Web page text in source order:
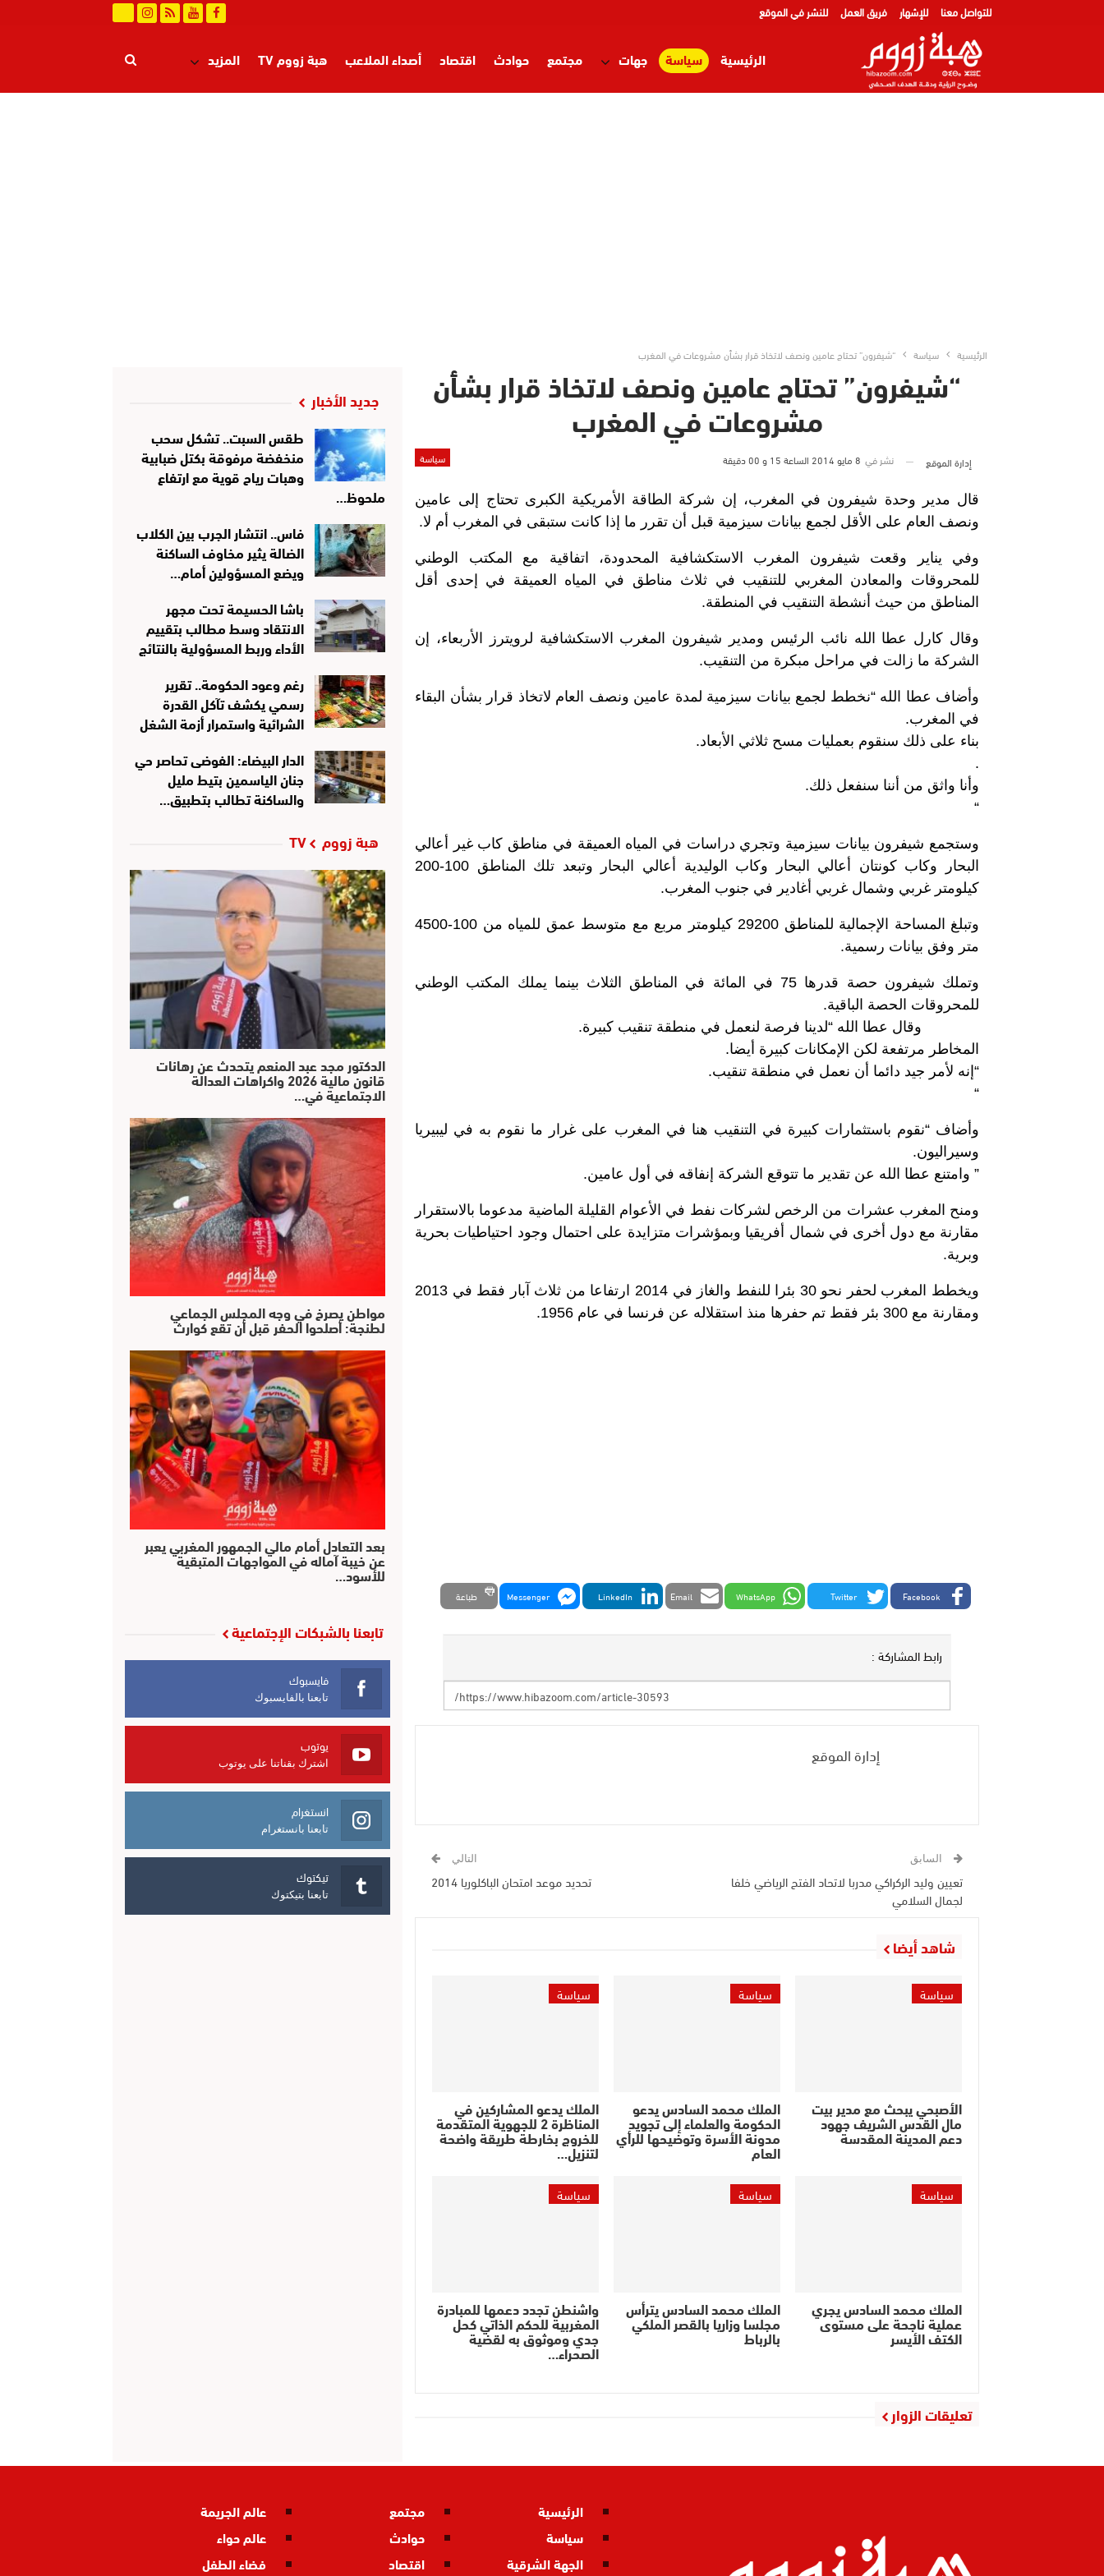
للتواصل معنا للإشهار فريق العمل للنشر في الموقع
الرئيسية سياسة جهات مجتمع حوادث اقتصاد أصداء الملاعب هبة زووم TV المزيد
الرئيسية سياسة “شيفرون” تحتاج عامين ونصف لاتخاذ قرار بشأن مشروعات في المغرب
“شيفرون” تحتاج عامين ونصف لاتخاذ قرار بشأن
مشروعات في المغرب
سياسة إدارة الموقع نشر في 8 مايو 2014 الساعة 15 و 00 دقيقة
قال مدير وحدة شيفرون في المغرب، إن شركة الطاقة الأمريكية الكبرى تحتاج إلى عامين
ونصف العام على الأقل لجمع بيانات سيزمية قبل أن تقرر ما إذا كانت ستبقى في المغرب أم لا.
وفي يناير وقعت شيفرون المغرب الاستكشافية المحدودة، اتفاقية مع المكتب الوطني
للمحروقات والمعادن المغربي للتنقيب في ثلاث مناطق في المياه العميقة في إحدى أقل
المناطق من حيث أنشطة التنقيب في المنطقة.
وقال كارل عطا الله نائب الرئيس ومدير شيفرون المغرب الاستكشافية لرويترز الأربعاء، إن
الشركة ما زالت في مراحل مبكرة من التنقيب.
وأضاف عطا الله “نخطط لجمع بيانات سيزمية لمدة عامين ونصف العام لاتخاذ قرار بشأن البقاء
في المغرب.
بناء على ذلك سنقوم بعمليات مسح ثلاثي الأبعاد.
.
وأنا واثق من أننا سنفعل ذلك.
“
وستجمع شيفرون بيانات سيزمية وتجري دراسات في المياه العميقة في مناطق كاب غير أعالي
البحار وكاب كونتان أعالي البحار وكاب الوليدية أعالي البحار وتبعد تلك المناطق 100-200
كيلومتر غربي وشمال غربي أغادير في جنوب المغرب.
وتبلغ المساحة الإجمالية للمناطق 29200 كيلومتر مربع مع متوسط عمق للمياه من 100-4500
متر وفق بيانات رسمية.
وتملك شيفرون حصة قدرها 75 في المائة في المناطق الثلاث بينما يملك المكتب الوطني
للمحروقات الحصة الباقية.
وقال عطا الله “لدينا فرصة لنعمل في منطقة تنقيب كبيرة.
المخاطر مرتفعة لكن الإمكانات كبيرة أيضا.
“إنه لأمر جيد دائما أن نعمل في منطقة تنقيب.
“
وأضاف “نقوم باستثمارات كبيرة في التنقيب هنا في المغرب على غرار ما نقوم به في ليبيريا
وسيراليون.
” وامتنع عطا الله عن تقدير ما تتوقع الشركة إنفاقه في أول عامين.
ومنح المغرب عشرات من الرخص لشركات نفط في الأعوام القليلة الماضية مدعوما بالاستقرار
مقارنة مع دول أخرى في شمال أفريقيا وبمؤشرات متزايدة على احتمال وجود احتياطيات بحرية
وبرية.
ويخطط المغرب لحفر نحو 30 بئرا للنفط والغاز في 2014 ارتفاعا من ثلاث آبار فقط في 2013
ومقارنة مع 300 بئر فقط تم حفرها منذ استقلاله عن فرنسا في عام 1956.
Facebook
Twitter
WhatsApp
Email
LinkedIn
Messenger طباعة
رابط المشاركة :
إدارة الموقع
السابق
تعيين وليد الركراكي مدربا لاتحاد الفتح الرياضي خلفا
لجمال السلامي
التالي
تحديد موعد امتحان الباكلوريا 2014
شاهد أيضا
سياسة
الأصبحي يبحث مع مدير بيت
مال القدس الشريف جهود
دعم المدينة المقدسة
سياسة
الملك محمد السادس يدعو
الحكومة والعلماء إلى تجويد
مدونة الأسرة وتوضيحها للرأي
العام
سياسة
الملك يدعو المشاركين في
المناظرة 2 للجهوية المتقدمة
للخروج بخارطة طريقة واضحة
لتنزيل…
سياسة
الملك محمد السادس يجري
عملية ناجحة على مستوى
الكتف الأيسر
سياسة
الملك محمد السادس يترأس
مجلسا وزاريا بالقصر الملكي
بالرباط
سياسة
واشنطن تجدد دعمها للمبادرة
المغربية للحكم الذاتي كحل
جدي وموثوق به لقضية
الصحراء…
تعليقات الزوار
جديد الأخبار
طقس السبت.. تشكل سحب
منخفضة مرفوقة بكتل ضبابية
وهبات رياح قوية مع ارتفاع
ملحوظ…
فاس.. انتشار الجرب بين الكلاب
الضالة يثير مخاوف الساكنة
ويضع المسؤولين أمام…
باشا الحسيمة تحت مجهر
الانتقاد وسط مطالب بتقييم
الأداء وربط المسؤولية بالنتائج
رغم وعود الحكومة.. تقرير
رسمي يكشف تآكل القدرة
الشرائية واستمرار أزمة الشغل
الدار البيضاء: الفوضى تحاصر حي
جنان الياسمين بتيط مليل
والساكنة تطالب بتطبيق…
هبة زووم TV
الدكتور مجد عبد المنعم يتحدث عن رهانات
قانون مالية 2026 واكراهات العدالة
الاجتماعية في…
مواطن يصرخ في وجه المجلس الجماعي
لطنجة: أصلحوا الحفر قبل أن تقع كوارث
بعد التعادل أمام مالي الجمهور المغربي يعبر
عن خيبة آماله في المواجهات المتبقية
للأسود…
تابعنا بالشبكات الإجتماعية
فايسبوك
تابعنا بالفايسبوك
يوتوب
اشترك بقناتنا على يوتوب
انستغرام
تابعنا بانستغرام
تيكتوك
تابعنا بتيكتوك
الرئيسية
سياسة
الجهة الشرقية
مجتمع
حوادث
اقتصاد
عالم الجريمة
عالم حواء
فضاء الطفل